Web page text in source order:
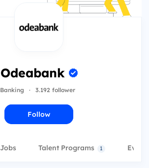
Odeabank
Banking · 3.192 follower
Follow
Jobs Talent Programs 1